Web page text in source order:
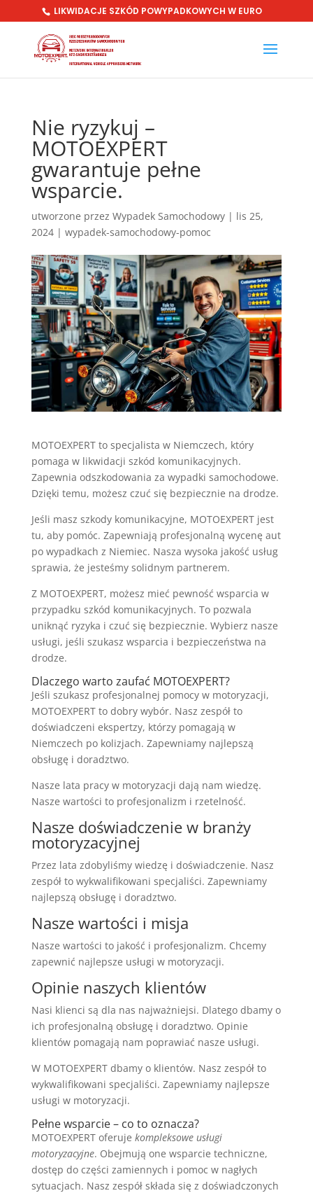
LIKWIDACJE SZKÓD POWYPADKOWYCH W EURO
Nie ryzykuj –
MOTOEXPERT
gwarantuje pełne
wsparcie.
utworzone przez Wypadek Samochodowy| lis 25,
2024| wypadek-samochodowy-pomoc
MOTOEXPERT to specjalista w Niemczech, który
pomaga w likwidacji szkód komunikacyjnych.
Zapewnia odszkodowania za wypadki samochodowe.
Dzięki temu, możesz czuć się bezpiecznie na drodze.
Jeśli masz szkody komunikacyjne, MOTOEXPERT jest
tu, aby pomóc. Zapewniają profesjonalną wycenę aut
po wypadkach z Niemiec. Nasza wysoka jakość usług
sprawia, że jesteśmy solidnym partnerem.
Z MOTOEXPERT, możesz mieć pewność wsparcia w
przypadku szkód komunikacyjnych. To pozwala
uniknąć ryzyka i czuć się bezpiecznie. Wybierz nasze
usługi, jeśli szukasz wsparcia i bezpieczeństwa na
drodze.
Dlaczego warto zaufać MOTOEXPERT?
Jeśli szukasz profesjonalnej pomocy w motoryzacji,
MOTOEXPERT to dobry wybór. Nasz zespół to
doświadczeni ekspertzy, którzy pomagają w
Niemczech po kolizjach. Zapewniamy najlepszą
obsługę i doradztwo.
Nasze lata pracy w motoryzacji dają nam wiedzę.
Nasze wartości to profesjonalizm i rzetelność.
Nasze doświadczenie w branży
motoryzacyjnej
Przez lata zdobyliśmy wiedzę i doświadczenie. Nasz
zespół to wykwalifikowani specjaliści. Zapewniamy
najlepszą obsługę i doradztwo.
Nasze wartości i misja
Nasze wartości to jakość i profesjonalizm. Chcemy
zapewnić najlepsze usługi w motoryzacji.
Opinie naszych klientów
Nasi klienci są dla nas najważniejsi. Dlatego dbamy o
ich profesjonalną obsługę i doradztwo. Opinie
klientów pomagają nam poprawiać nasze usługi.
W MOTOEXPERT dbamy o klientów. Nasz zespół to
wykwalifikowani specjaliści. Zapewniamy najlepsze
usługi w motoryzacji.
Pełne wsparcie – co to oznacza?
MOTOEXPERT oferuje kompleksowe usługi
motoryzacyjne. Obejmują one wsparcie techniczne,
dostęp do części zamiennych i pomoc w nagłych
sytuacjach. Nasz zespół składa się z doświadczonych